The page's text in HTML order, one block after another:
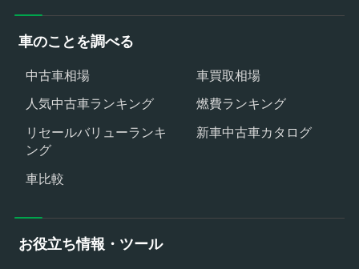
車のことを調べる
中古車相場
車買取相場
人気中古車ランキング
燃費ランキング
リセールバリューランキ
ング
新車中古車カタログ
車比較
お役立ち情報・ツール